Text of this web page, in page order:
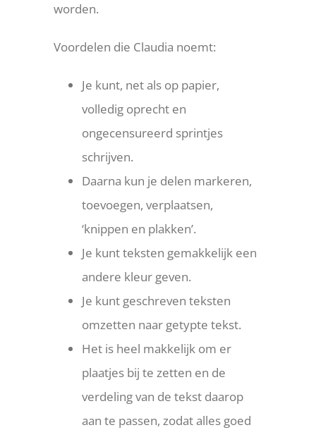
worden.
Voordelen die Claudia noemt:
Je kunt, net als op papier,
volledig oprecht en
ongecensureerd sprintjes
schrijven.
Daarna kun je delen markeren,
toevoegen, verplaatsen,
‘knippen en plakken’.
Je kunt teksten gemakkelijk een
andere kleur geven.
Je kunt geschreven teksten
omzetten naar getypte tekst.
Het is heel makkelijk om er
plaatjes bij te zetten en de
verdeling van de tekst daarop
aan te passen, zodat alles goed